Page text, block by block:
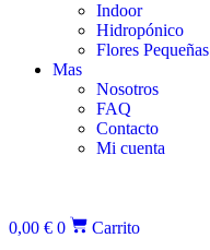
Indoor
Hidropónico
Flores Pequeñas
Mas
Nosotros
FAQ
Contacto
Mi cuenta
0,00 € 0 Carrito